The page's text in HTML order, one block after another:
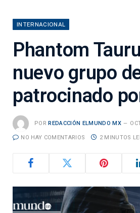
INTERNACIONAL
Phantom
nuevo grupo
patrocinado
POR REDACCIÓN ELMUNDO MX
NO HAY COMENTARIOS 2 MINUTOS